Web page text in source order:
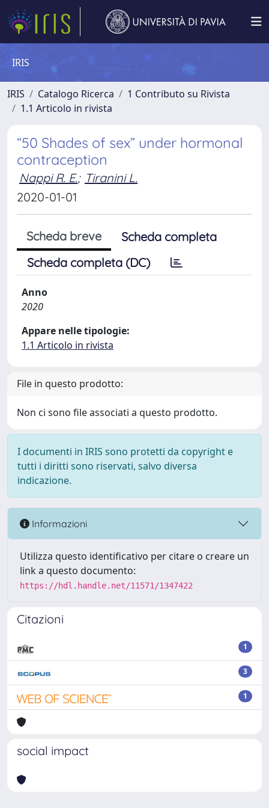
IRIS
IRIS Catalogo Ricerca
1 Contributo su Rivista
1.1 Articolo in rivista
“50 Shades of sex” under hormonal
contraception
Nappi R. E.; Tiranini L.
2020-01-01
Scheda breve
Scheda completa
Scheda completa (DC)
Anno
2020
Appare nelle tipologie:
1.1 Articolo in rivista
File in questo prodotto:
Non ci sono file associati a questo prodotto.
I documenti in IRIS sono protetti da copyright e
tutti i diritti sono riservati, salvo diversa
indicazione.
Informazioni
Utilizza questo identificativo per citare o creare un
link a questo documento:
https://hdl.handle.net/11571/1347422
Citazioni
1
3
1
social impact